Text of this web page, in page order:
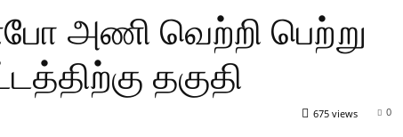
அணி வெற்றி பெற்று
தகுதி
0
675 views